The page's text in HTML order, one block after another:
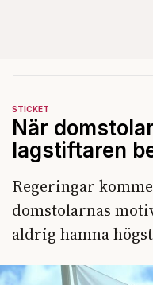
STICKET
När
lagstiftaren
Regeringar
domstolarnas
aldrig hamna